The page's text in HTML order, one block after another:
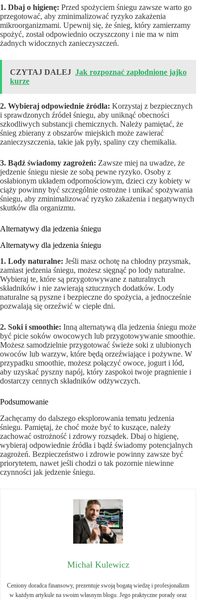
1. Dbaj o higienę: Przed spożyciem śniegu zawsze warto go
przegotować, aby zminimalizować ryzyko zakażenia
mikroorganizmami. Upewnij się, że śnieg, który zamierzamy
spożyć, został odpowiednio oczyszczony i nie ma w nim
żadnych widocznych zanieczyszczeń.
CZYTAJ DALEJ Jak rozpoznać zapłodnione jajko
kurze
2. Wybieraj odpowiednie źródła: Korzystaj z bezpiecznych
i sprawdzonych źródeł śniegu, aby uniknąć obecności
szkodliwych substancji chemicznych. Należy pamiętać, że
śnieg zbierany z obszarów miejskich może zawierać
zanieczyszczenia, takie jak pyły, spaliny czy chemikalia.
3. Bądź świadomy zagrożeń: Zawsze miej na uwadze, że
jedzenie śniegu niesie ze sobą pewne ryzyko. Osoby z
osłabionym układem odpornościowym, dzieci czy kobiety w
ciąży powinny być szczególnie ostrożne i unikać spożywania
śniegu, aby zminimalizować ryzyko zakażenia i negatywnych
skutków dla organizmu.
Alternatywy dla jedzenia śniegu
Alternatywy dla jedzenia śniegu
1. Lody naturalne: Jeśli masz ochotę na chłodny przysmak,
zamiast jedzenia śniegu, możesz sięgnąć po lody naturalne.
Wybieraj te, które są przygotowywane z naturalnych
składników i nie zawierają sztucznych dodatków. Lody
naturalne są pyszne i bezpieczne do spożycia, a jednocześnie
pozwalają się orzeźwić w ciepłe dni.
2. Soki i smoothie: Inną alternatywą dla jedzenia śniegu może
być picie soków owocowych lub przygotowywanie smoothie.
Możesz samodzielnie przygotować świeże soki z ulubionych
owoców lub warzyw, które będą orzeźwiające i pożywne. W
przypadku smoothie, możesz połączyć owoce, jogurt i lód,
aby uzyskać pyszny napój, który zaspokoi twoje pragnienie i
dostarczy cennych składników odżywczych.
Podsumowanie
Zachęcamy do dalszego eksplorowania tematu jedzenia
śniegu. Pamiętaj, że choć może być to kuszące, należy
zachować ostrożność i zdrowy rozsądek. Dbaj o higienę,
wybieraj odpowiednie źródła i bądź świadomy potencjalnych
zagrożeń. Bezpieczeństwo i zdrowie powinny zawsze być
priorytetem, nawet jeśli chodzi o tak pozornie niewinne
czynności jak jedzenie śniegu.
Michał Kulewicz
Ceniony doradca finansowy, prezentuje swoją bogatą wiedzę i profesjonalizm
w każdym artykule na swoim własnym blogu. Jego praktyczne porady oraz